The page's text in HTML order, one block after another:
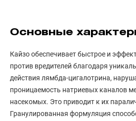
Основные
Кайзо обеспечивает быстрое и
против вредителей благодаря
действия лямбда-цигалотрина,
проницаемость натриевых каналов
насекомых. Это приводит к их
Гранулированная формуляция